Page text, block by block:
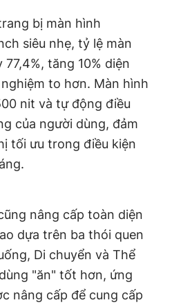
về Báo Thanh Niên. Cấm sao
không có sự chấp thuận bằng văn
JSC.
bị màn hình
siêu nhẹ, tỷ lệ màn
tăng 10% diện
to hơn. Màn hình
nit và tự động điều
của người dùng, đảm
tối ưu trong điều kiện
nâng cấp toàn diện
dựa trên ba thói quen
Di chuyển và Thể
"ăn" tốt hơn, ứng
nâng cấp để cung cấp